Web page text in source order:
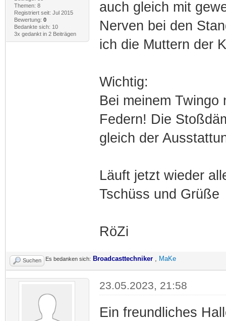
Themen: 8
Registriert seit: Jul 2015
Bewertung: 0
Bedankte sich: 10
3x gedankt in 2 Beiträgen
auch gleich mit
Nerven bei den
ich die Muttern der
Wichtig:
Bei meinem
Federn! Die
gleich der
Läuft jetzt wieder
Tschüss und Grüße
RöZi
Suchen Es bedanken sich: Broadcasttechniker MaKe
23.05.2023, 21:58
Ein freundliches